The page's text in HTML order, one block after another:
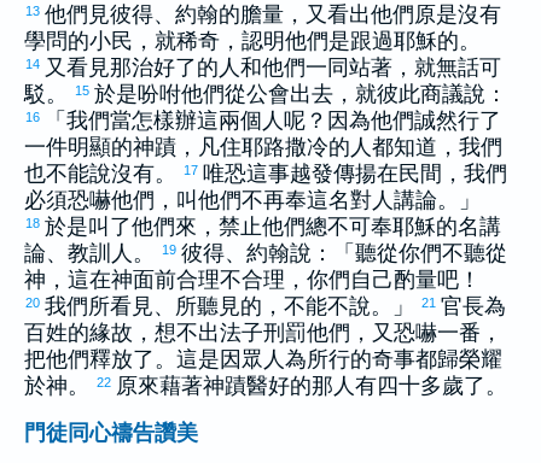
13 他們見彼得、 約翰的膽量，又看出他們原是沒有
學問的小民，就稀奇，認明他們是跟過耶穌的。
14 又看見那治好了的人和他們一同站著，就無話可
駁。
15 於是吩咐他們從公會出去，就彼此商議說：
16
「我們當怎樣辦這兩個人呢？因為他們誠然行了
一件明顯的神蹟，凡住耶路撒冷的人都知道，我們
也不能說沒有。
17 唯恐這事越發傳揚在民間，我們
必須恐嚇他們，叫他們不再奉這名對人講論。」
18 於是叫了他們來，禁止他們總不可奉耶穌的名講
論、教訓人。
19 彼得、 約翰說：「聽從你們不聽從
神，這在神面前合理不合理，你們自己酌量吧！
20 我們所看見、所聽見的，不能不說。」 21 官長為
百姓的緣故，想不出法子刑罰他們，又恐嚇一番，
把他們釋放了。這是因眾人為所行的奇事都歸榮耀
於神。
22 原來藉著神蹟醫好的那人有四十多歲了。
門徒同心禱告讚美